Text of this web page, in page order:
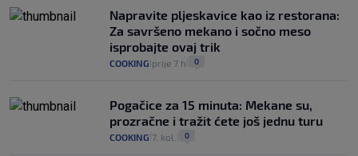
Napravite pljeskavice kao iz restorana:
Za savršeno mekano i sočno meso
isprobajte ovaj trik
COOKING prije 7 h 0
Pogačice za 15 minuta: Mekane su,
prozračne i tražit ćete još jednu turu
COOKING 7. kol. 0